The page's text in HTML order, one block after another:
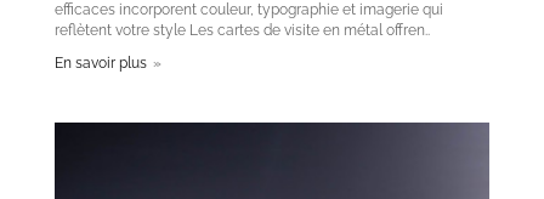
efficaces incorporent couleur, typographie et imagerie qui
reflètent votre style Les cartes de visite en métal offren..
En savoir plus